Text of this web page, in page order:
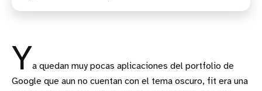
Ya quedan muy pocas aplicaciones del portfolio de
Google que aun no cuentan con el tema oscuro, fit era una